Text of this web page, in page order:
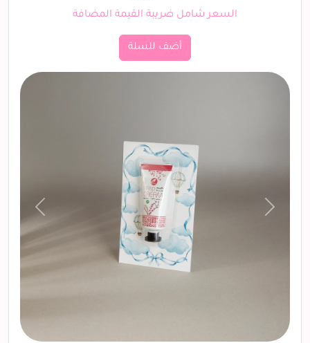
السعر شامل ضريبة القيمة المضافة
أضف للسلة
التالي السابق